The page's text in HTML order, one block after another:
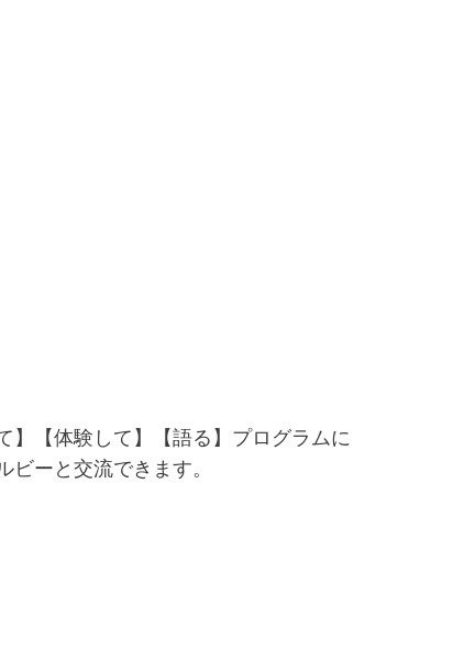
【体験して】【語る】プログラムに
ーと交流できます。